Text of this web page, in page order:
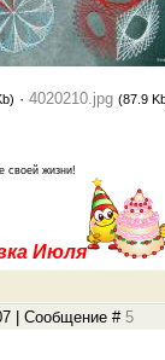
· 4020210.jpg (87.9
своей жизни!
Июля
| Сообщение #5